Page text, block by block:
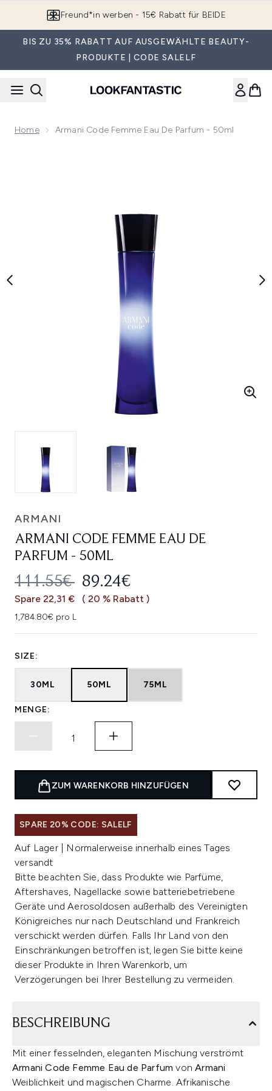
Freund*in werben - 15€ Rabatt für BEIDE
BIS ZU 35% RABATT AUF AUSGEWÄHLTE BEAUTY-
PRODUKTE | CODE SALELF
Home Armani Code Femme Eau De Parfum - 50ml
ARMANI
ARMANI CODE FEMME EAU DE
PARFUM - 50ML
UNVERBINDLICHE
111.55€ AKTUELLER PREIS:
89.24€
Spare 22,31 € ( 20 % Rabatt )
1,784.80€ pro L
SIZE:
30ML 50ML 75ML
MENGE:
ZUM WARENKORB HINZUFÜGEN
SPARE 20% CODE: SALELF
Auf Lager | Normalerweise innerhalb eines Tages
versandt
Bitte beachten Sie, dass Produkte wie Parfüme,
Aftershaves, Nagellacke sowie batteriebetriebene
Geräte und Aerosoldosen außerhalb des Vereinigten
Königreiches nur nach Deutschland und Frankreich
verschickt werden dürfen. Falls Ihr Land von den
Einschränkungen betroffen ist, legen Sie bitte keine
dieser Produkte in Ihren Warenkorb, um
Verzögerungen bei Ihrer Bestellung zu vermeiden.
BESCHREIBUNG
Mit einer fesselnden, eleganten Mischung verströmt
Armani Code Femme Eau de Parfum vonArmani
Weiblichkeit und magischen Charme. Afrikanische